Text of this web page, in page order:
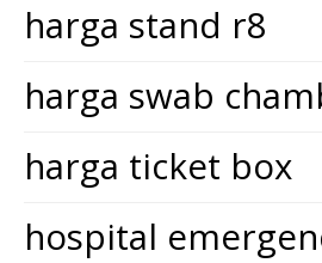
harga stand r8
harga swab
harga ticket box
hospital